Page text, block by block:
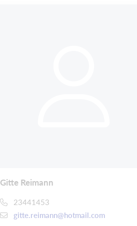
Gitte Reimann
23441453
gitte.reimann@hotmail.com